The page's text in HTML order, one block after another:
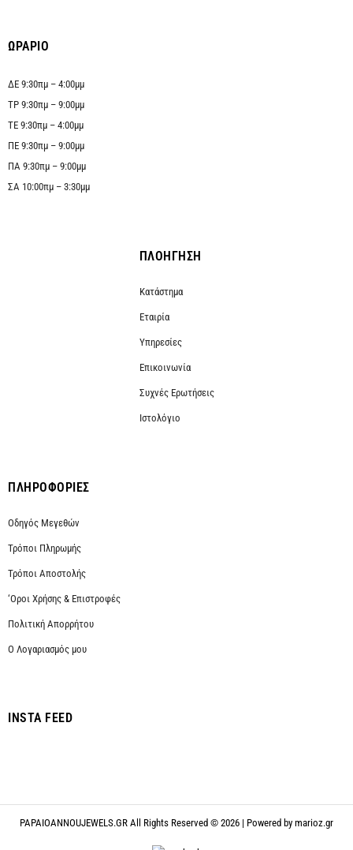
ΩΡΑΡΙΟ
ΔΕ 9:30πμ – 4:00μμ
ΤΡ 9:30πμ – 9:00μμ
ΤΕ 9:30πμ – 4:00μμ
ΠΕ 9:30πμ – 9:00μμ
ΠΑ 9:30πμ – 9:00μμ
ΣΑ 10:00πμ – 3:30μμ
ΠΛΟΗΓΗΣΗ
Κατάστημα
Εταιρία
Υπηρεσίες
Επικοινωνία
Συχνές Ερωτήσεις
Ιστολόγιο
ΠΛΗΡΟΦΟΡΙΕΣ
Οδηγός Μεγεθών
Τρόποι Πληρωμής
Τρόποι Αποστολής
‘Οροι Χρήσης & Επιστροφές
Πολιτική Απορρήτου
Ο Λογαριασμός μου
INSTA FEED
PAPAIOANNOUJEWELS.GR All Rights Reserved © 2026 | Powered by marioz.gr